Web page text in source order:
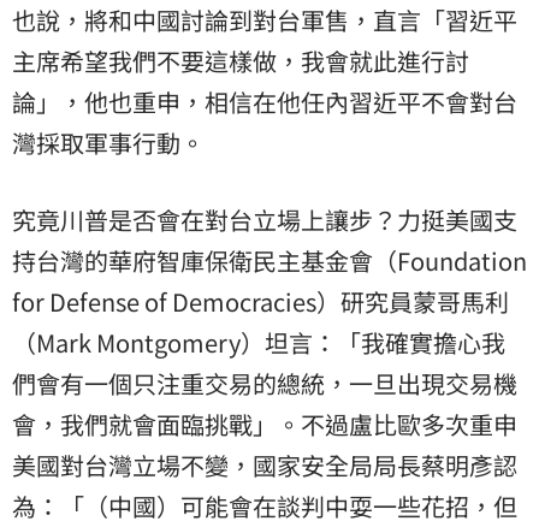
也說，將和中國討論到對台軍售，直言「習近平
主席希望我們不要這樣做，我會就此進行討
論」，他也重申，相信在他任內習近平不會對台
灣採取軍事行動。
究竟川普是否會在對台立場上讓步？力挺美國支
持台灣的華府智庫保衛民主基金會（Foundation
for Defense of Democracies）研究員蒙哥馬利
（Mark Montgomery）坦言：「我確實擔心我
們會有一個只注重交易的總統，一旦出現交易機
會，我們就會面臨挑戰」。不過盧比歐多次重申
美國對台灣立場不變，國家安全局局長蔡明彥認
為：「（中國）可能會在談判中耍一些花招，但